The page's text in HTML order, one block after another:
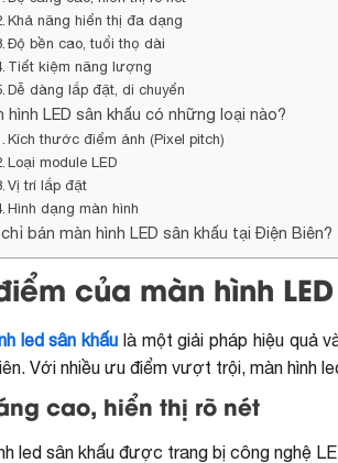
Khả năng hiển thị đa dạng
Độ bền cao, tuổi thọ dài
Tiết kiệm năng lượng
Dễ dàng lắp đặt, di chuyển
hình LED sân khấu có những loại nào?
Kích thước điểm ảnh (Pixel pitch)
Loại module LED
Vị trí lắp đặt
Hình dạng màn hình
bán màn hình LED sân khấu tại Điện Biên?
của màn hình
led sân khấu là một giải pháp hiệu quả
Với nhiều ưu điểm vượt trội, màn hình
cao, hiển thị rõ nét
led sân khấu được trang bị công nghệ